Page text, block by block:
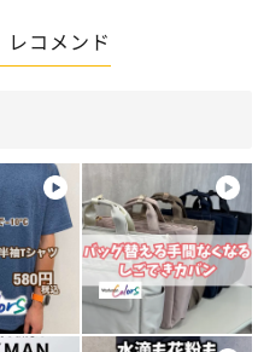
レコメンド